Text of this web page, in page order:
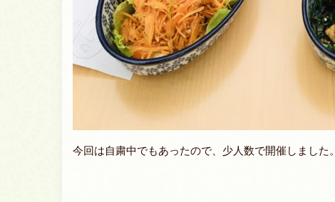
今回は自粛中でもあったので、少人数で開催しました。